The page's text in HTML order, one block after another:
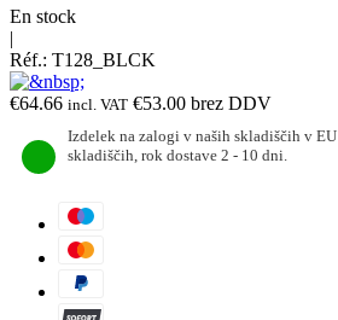
En stock
|
Réf.: T128_BLCK
€64.66 incl. VAT €53.00 brez DDV
Izdelek na zalogi v naših skladiščih v EU
skladiščih, rok dostave 2 - 10 dni.